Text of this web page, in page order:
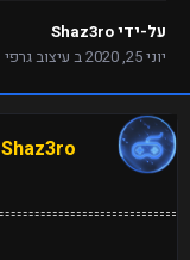
על-ידיShaz3ro
יוני 25, 2020
ב עיצוב גרפי
Shaz3ro